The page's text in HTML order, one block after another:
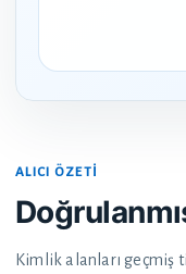
ALICI ÖZETI
Kimlik alanları geçmiş